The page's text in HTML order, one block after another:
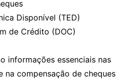
Disponível (TED)
de Crédito (DOC)
informações essenciais nas
na compensação de cheques